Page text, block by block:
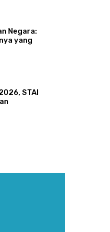
Negara:
yang
STAI